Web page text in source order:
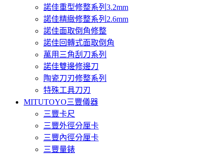
諾佳重型修整系列3.2mm
諾佳精緻修整系列2.6mm
諾佳面取倒角修整
諾佳回轉式面取倒角
萬用三角刮刀系列
諾佳雙邊修邊刀
陶瓷刀刃修整系列
特殊工具刀刃
MITUTOYO三豐儀器
三豐卡尺
三豐外徑分厘卡
三豐內徑分厘卡
三豐量錶